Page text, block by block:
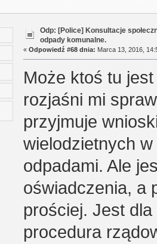
Odp: [Police] Konsultacje
odpady komunalne.
« Odpowiedź #68 dnia: Marca 13, 2016,
Może ktoś tu
rozjaśni mi
przyjmuje
wielodzietnych
odpadami. Ale
oświadczenia, a
prościej. Jest
procedura